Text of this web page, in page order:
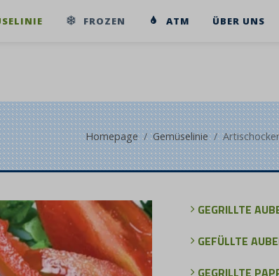
FROZEN ATM ÜBER UNS
Homepage Gemüselinie
GEGRILLTE
GEFÜLLTE
GEGRILLTE